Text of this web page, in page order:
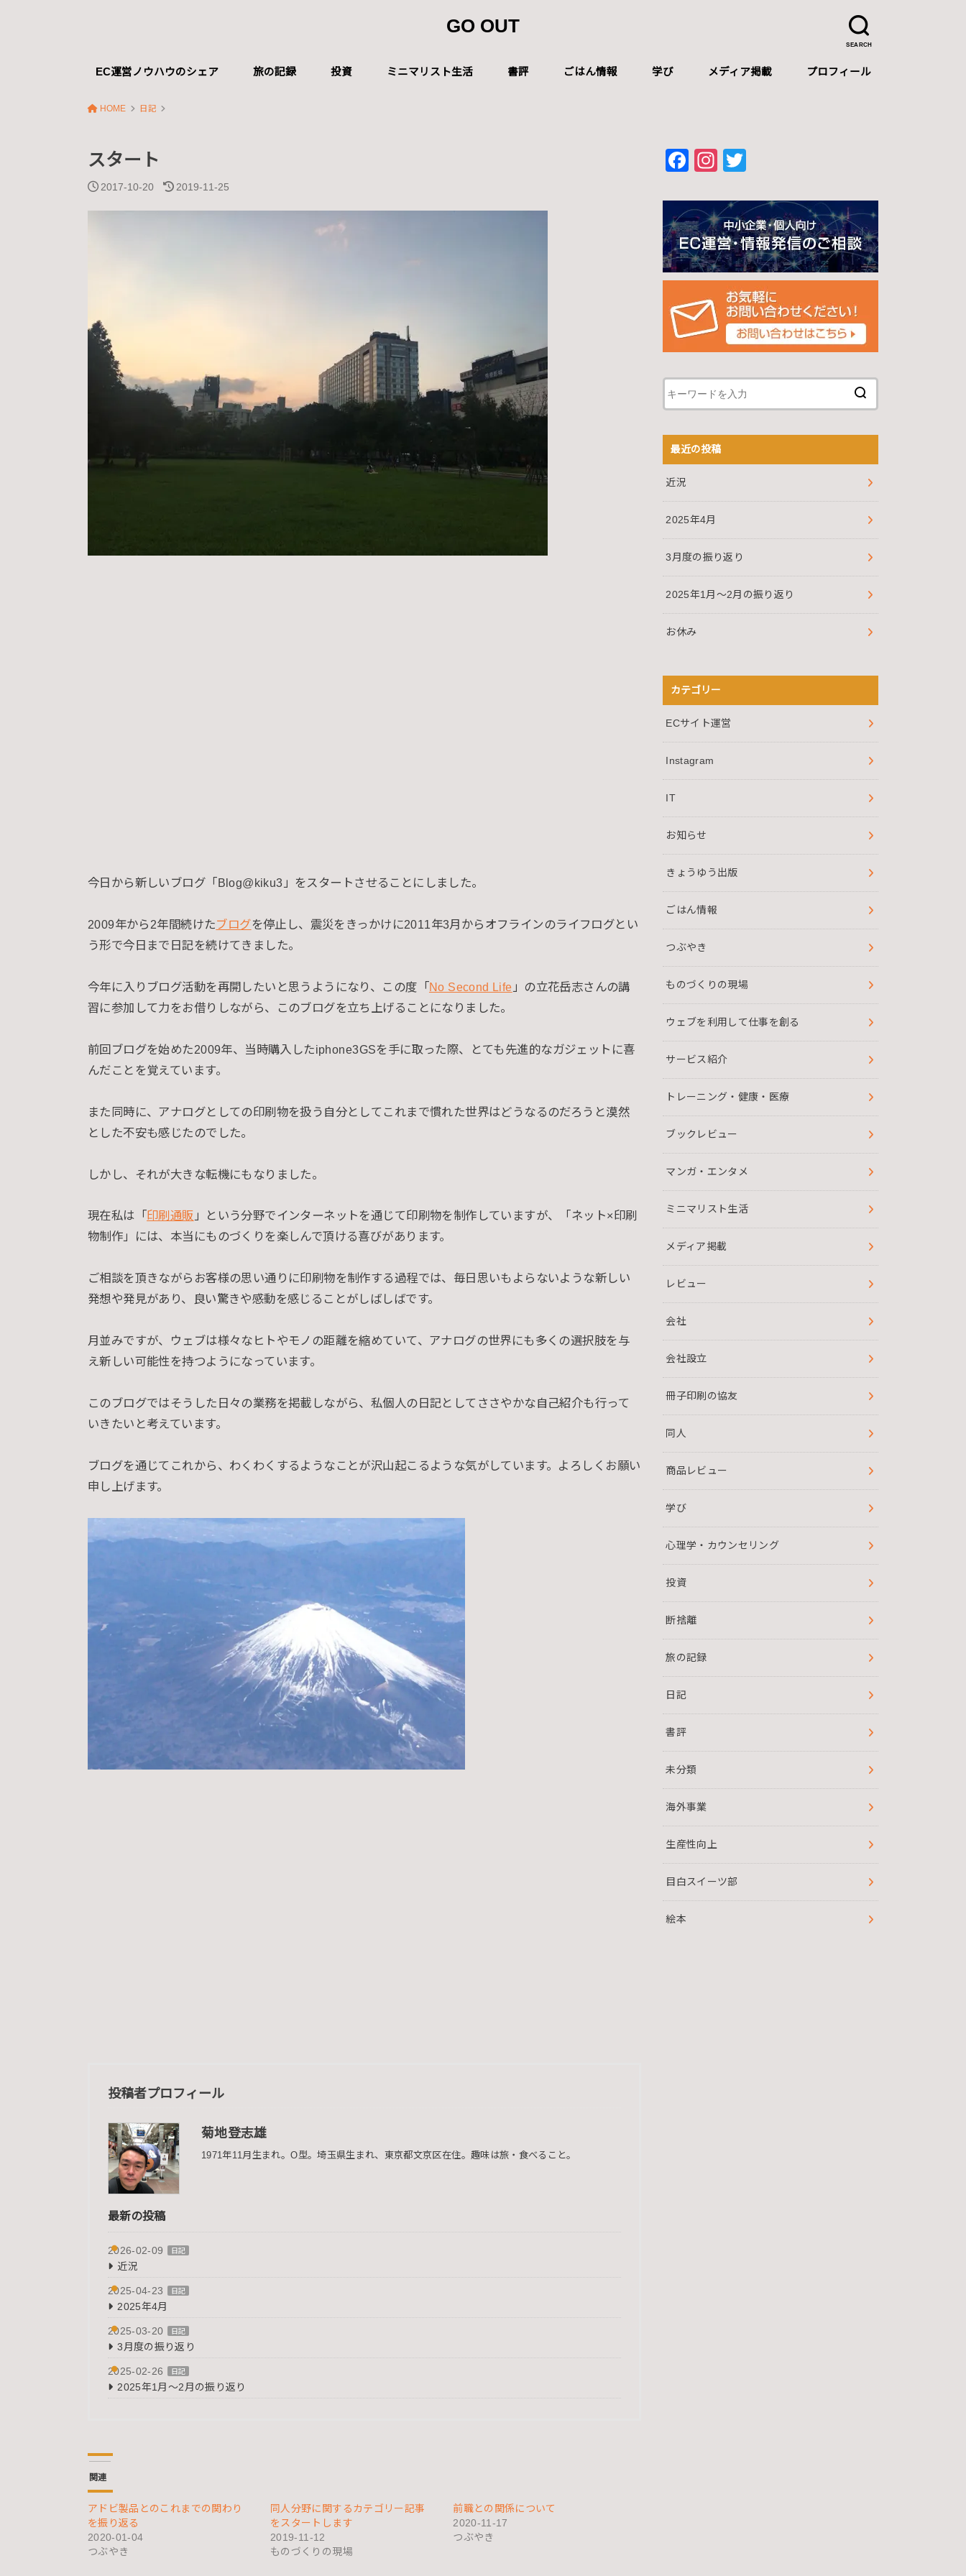
SEARCH
GO OUT
EC運営ノウハウのシェア 旅の記録 投資 ミニマリスト生活 書評 ごはん情報 学び メディア掲載 プロフィール
HOME 日記
スタート
2017-10-20 2019-11-25
今日から新しいブログ「Blog@kiku3」をスタートさせることにしました。
2009年から2年間続けたブログを停止し、震災をきっかけに2011年3月からオフラインのライフログとい
う形で今日まで日記を続けてきました。
今年に入りブログ活動を再開したいと思うようになり、この度「No Second Life 」の立花岳志さんの講
習に参加して力をお借りしながら、このブログを立ち上げることになりました。
前回ブログを始めた2009年、当時購入したiphone3GSを手に取った際、とても先進的なガジェットに喜
んだことを覚えています。
また同時に、アナログとしての印刷物を扱う自分としてこれまで慣れた世界はどうなるのだろうと漠然
とした不安も感じたのでした。
しかし、それが大きな転機にもなりました。
現在私は「 印刷通販 」という分野でインターネットを通じて印刷物を制作していますが、「ネット×印刷
物制作」には、本当にものづくりを楽しんで頂ける喜びがあります。
ご相談を頂きながらお客様の思い通りに印刷物を制作する過程では、毎日思いもよらないような新しい
発想や発見があり、良い驚きや感動を感じることがしばしばです。
月並みですが、ウェブは様々なヒトやモノの距離を縮めていて、アナログの世界にも多くの選択肢を与
え新しい可能性を持つようになっています。
このブログではそうした日々の業務を掲載しながら、私個人の日記としてささやかな自己紹介も行って
いきたいと考えています。
ブログを通じてこれから、わくわくするようなことが沢山起こるような気がしています。よろしくお願い
申し上げます。
投稿者プロフィール
菊地登志雄
1971年11月生まれ。O型。埼玉県生まれ、東京都文京区在住。趣味は旅・食べること。
最新の投稿
2026-02-09 日記
近況
2025-04-23 日記
2025年4月
2025-03-20 日記
3月度の振り返り
2025-02-26 日記
2025年1月～2月の振り返り
関連
アドビ製品とのこれまでの関わり
を振り返る
2020-01-04
つぶやき
同人分野に関するカテゴリー記事
をスタートします
2019-11-12
ものづくりの現場
前職との関係について
2020-11-17
つぶやき
F
c
e
b
o
o
k
In
a
gr
a
m
tt
er
最近の投稿
近況
2025年4月
3月度の振り返り
2025年1月～2月の振り返り
お休み
カテゴリー
ECサイト運営
Instagram
IT
お知らせ
きょうゆう出版
ごはん情報
つぶやき
ものづくりの現場
ウェブを利用して仕事を創る
サービス紹介
トレーニング・健康・医療
ブックレビュー
マンガ・エンタメ
ミニマリスト生活
メディア掲載
レビュー
会社
会社設立
冊子印刷の協友
同人
商品レビュー
学び
心理学・カウンセリング
投資
断捨離
旅の記録
日記
書評
未分類
海外事業
生産性向上
目白スイーツ部
絵本